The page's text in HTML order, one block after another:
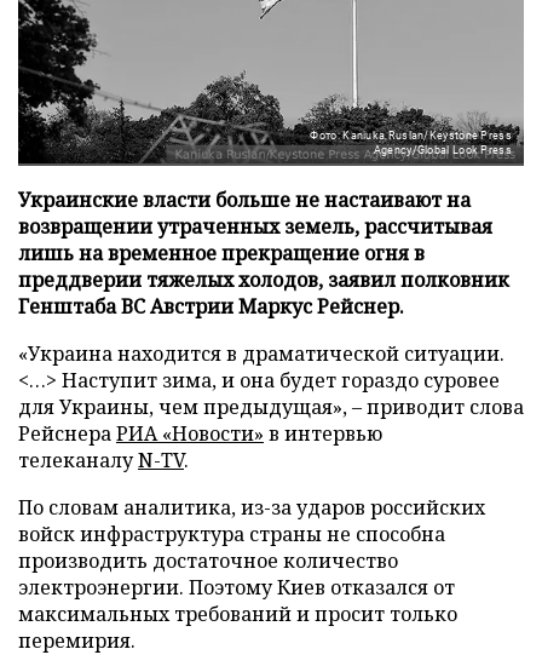
Фото: Kaniuka Ruslan/Keystone Press
Agency/Global Look Press
Украинские власти больше не настаивают на
возвращении утраченных земель, рассчитывая
лишь на временное прекращение огня в
преддверии тяжелых холодов, заявил полковник
Генштаба ВС Австрии Маркус Рейснер.
«Украина находится в драматической ситуации.
<…> Наступит зима, и она будет гораздо суровее
для Украины, чем предыдущая», – приводит слова
РейснераРИА «Новости» в интервью
телеканалуN-TV.
По словам аналитика, из-за ударов российских
войск инфраструктура страны не способна
производить достаточное количество
электроэнергии. Поэтому Киев отказался от
максимальных требований и просит только
перемирия.